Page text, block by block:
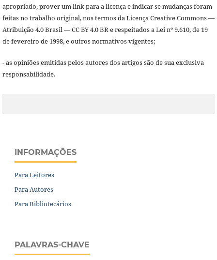
apropriado, prover um link para a licença e indicar se mudanças foram
feitas no trabalho original, nos termos da Licença Creative Commons —
Atribuição 4.0 Brasil — CC BY 4.0 BR e respeitados a Lei nº 9.610, de 19
de fevereiro de 1998, e outros normativos vigentes;
- as opiniões emitidas pelos autores dos artigos são de sua exclusiva
responsabilidade.
INFORMAÇÕES
Para Leitores
Para Autores
Para Bibliotecários
PALAVRAS-CHAVE